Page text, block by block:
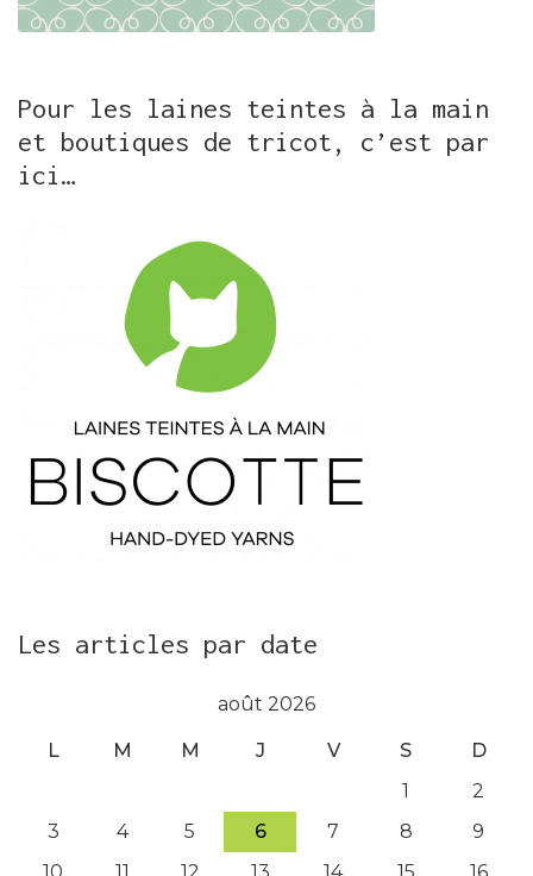
Pour les laines teintes à la main
et boutiques de tricot, c’est par
ici…
Les articles par date
août 2026
L M M J V S
D
1
2
3
4 5 6 7 8
9